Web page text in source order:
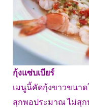
กุ้งแซ่บเบียร์
เมนูนี้คัดกุ้งขาวขนา
สุกพอประมาณ ไม่สุก